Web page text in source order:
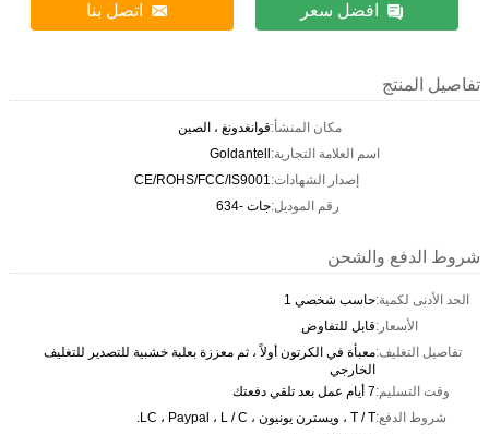
افضل سعر اتصل بنا
تفاصيل المنتج
مكان المنشأ:قوانغدونغ ، الصين
اسم العلامة التجارية:Goldantell
إصدار الشهادات:CE/ROHS/FCC/IS9001
رقم الموديل:جات -634
شروط الدفع والشحن
الحد الأدنى لكمية:حاسب شخصي 1
الأسعار:قابل للتفاوض
تفاصيل التغليف:معبأة في الكرتون أولاً ، ثم معززة بعلبة خشبية للتصدير للتغليف
الخارجي
وقت التسليم:7 أيام عمل بعد تلقي دفعتك
شروط الدفع:T / T ، ويسترن يونيون ، LC ، Paypal ، L / C.